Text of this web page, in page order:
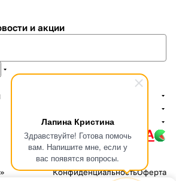
Лапина Кристина
Здравствуйте! Готова помочь
вам. Напишите мне, если у
вас появятся вопросы.
и акции
КонфиденциальностьОферта